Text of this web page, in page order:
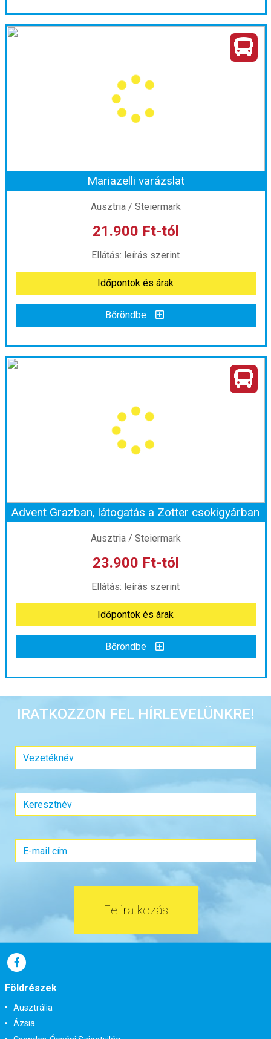
Graz és Riegersburg vára, Stájerország ikonjai
Város:Graz
Utazás módja:Busszal
Ellátás:
Szálláskategória:Program szerint
Szobatípus:Egy napos
Időpont: 2026-09-05 | 1 nap
már 21.900 Ft-tól
Időpontok és árak
Bőröndbe
Mariazelli varázslat
Ausztria / Steiermark
21.900 Ft-tól
Ellátás: leírás szerint
Időpontok és árak
Bőröndbe
Mariazelli varázslat
Város: Mariazell
Utazás módja:Busszal
Ellátás:
Szálláskategória:Program szerint
Szobatípus:Egy napos
Időpont: 2026-09-26 | 1 nap
már 21.900 Ft-tól
Időpontok és árak
Bőröndbe
Advent Grazban, látogatás a Zotter csokigyárban
Ausztria / Steiermark
23.900 Ft-tól
Ellátás: leírás szerint
Időpontok és árak
Bőröndbe
Város:Graz
Egy napos
Időtartam:1 nap
már 23.900 Ft-tól
Időpontok és árak
IRATKOZZON FEL HÍRLEVELÜNKRE!
Feliratkozás
Földrészek
Ausztrália
Ázsia